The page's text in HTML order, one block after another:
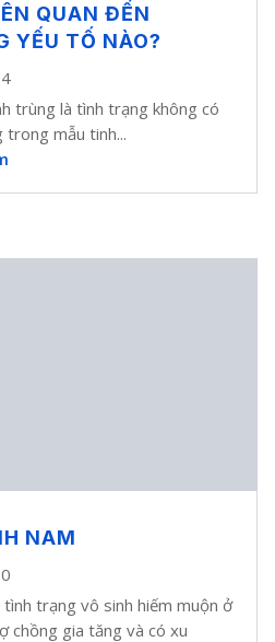
QUAN ĐẾN
YẾU TỐ NÀO?
trùng là tình trạng không có
trong mẫu tinh...
NAM
tình trạng vô sinh hiếm muộn ở
chồng gia tăng và có xu